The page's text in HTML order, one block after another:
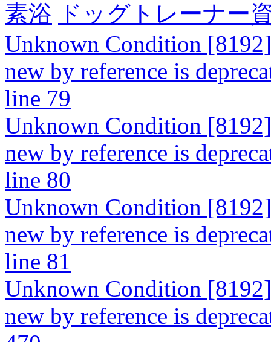
素浴 ドッグトレーナー
Unknown Condition
new by reference is
line 79
Unknown Condition
new by reference is
line 80
Unknown Condition
new by reference is
line 81
Unknown Condition
new by reference is